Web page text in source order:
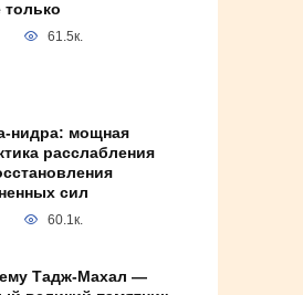
только
61.5к.
нидра: мощная
расслабления
сил
60.1к.
Тадж-Махал —